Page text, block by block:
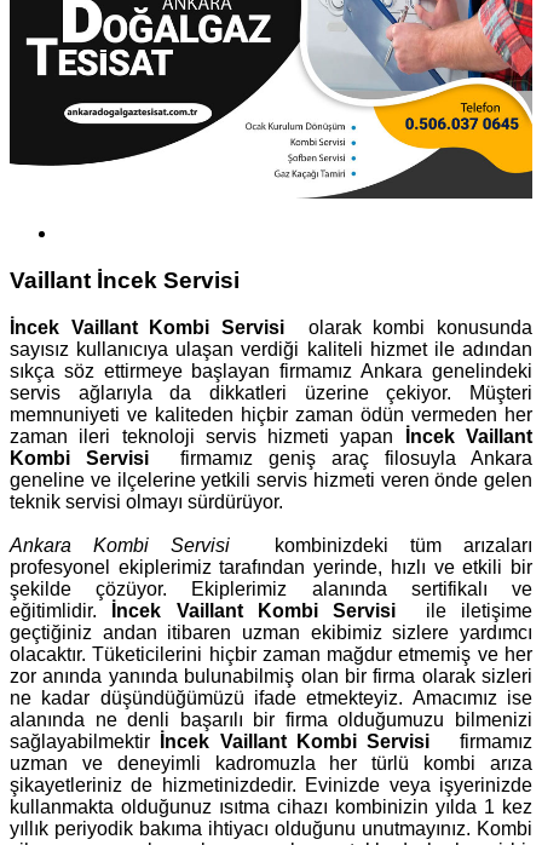
Vaillant İncek Servisi
İncek Vaillant Kombi Servisi olarak kombi konusunda
sayısız kullanıcıya ulaşan verdiği kaliteli hizmet ile adından
sıkça söz ettirmeye başlayan firmamız Ankara genelindeki
servis ağlarıyla da dikkatleri üzerine çekiyor. Müşteri
memnuniyeti ve kaliteden hiçbir zaman ödün vermeden her
zaman ileri teknoloji servis hizmeti yapan
İncek Vaillant
Kombi Servisi firmamız geniş araç filosuyla Ankara
geneline ve ilçelerine yetkili servis hizmeti veren önde gelen
teknik servisi olmayı sürdürüyor.
Ankara Kombi Servisi
kombinizdeki tüm arızaları
profesyonel ekiplerimiz tarafından yerinde, hızlı ve etkili bir
şekilde çözüyor. Ekiplerimiz alanında sertifikalı ve
eğitimlidir.
İncek Vaillant Kombi Servisi ile iletişime
geçtiğiniz andan itibaren uzman ekibimiz sizlere yardımcı
olacaktır. Tüketicilerini hiçbir zaman mağdur etmemiş ve her
zor anında yanında bulunabilmiş olan bir firma olarak sizleri
ne kadar düşündüğümüzü ifade etmekteyiz. Amacımız ise
alanında ne denli başarılı bir firma olduğumuzu bilmenizi
sağlayabilmektir
İncek Vaillant Kombi Servisi
firmamız
uzman ve deneyimli kadromuzla her türlü kombi arıza
şikayetleriniz de hizmetinizdedir. Evinizde veya işyerinizde
kullanmakta olduğunuz ısıtma cihazı kombinizin yılda 1 kez
yıllık periyodik bakıma ihtiyacı olduğunu unutmayınız. Kombi